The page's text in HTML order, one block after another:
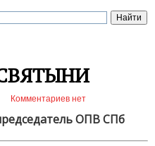
Комментариев нет
ОПВ СПб